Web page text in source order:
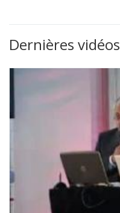
Dernières vidéos